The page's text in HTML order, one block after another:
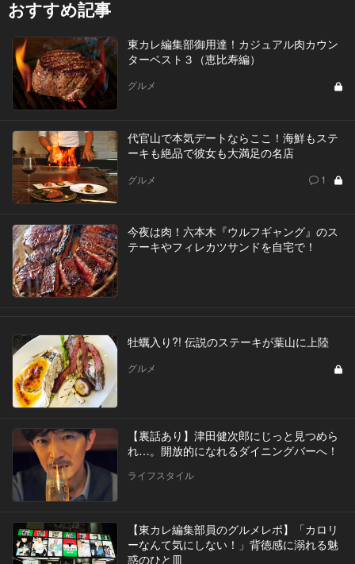
おすすめ記事
東カレ編集部御用達！カジュアル肉カウン
ターベスト３（恵比寿編）
グルメ
代官山で本気デートならここ！海鮮もステ
ーキも絶品で彼女も大満足の名店
グルメ 1
今夜は肉！六本木『ウルフギャング』のス
テーキやフィレカツサンドを自宅で！
牡蠣入り?! 伝説のステーキが葉山に上陸
グルメ
【裏話あり】津田健次郎にじっと見つめら
れ…。開放的になれるダイニングバーへ！
ライフスタイル
【東カレ編集部員のグルメレポ】「カロリ
ーなんて気にしない！」背徳感に溺れる魅
惑のひと皿